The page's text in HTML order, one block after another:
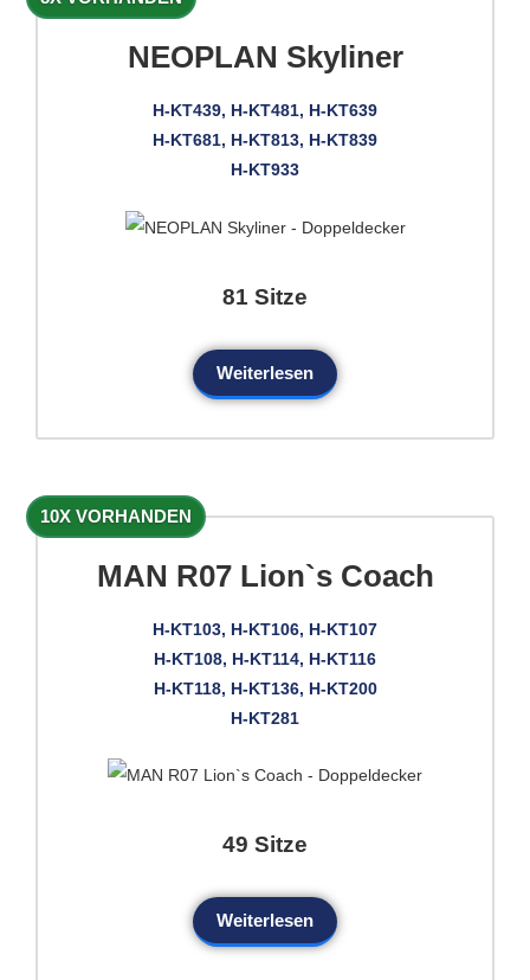
NEOPLAN Skyliner
H-KT439, H-KT481, H-KT639
H-KT681, H-KT813, H-KT839
H-KT933
81 Sitze
Weiterlesen
10X VORHANDEN
MAN R07 Lion`s Coach
H-KT103, H-KT106, H-KT107
H-KT108, H-KT114, H-KT116
H-KT118, H-KT136, H-KT200
H-KT281
49 Sitze
Weiterlesen